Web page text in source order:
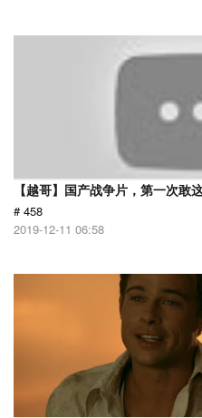
【越哥】国产战争片，第一次敢
# 458
2019-12-11 06:58